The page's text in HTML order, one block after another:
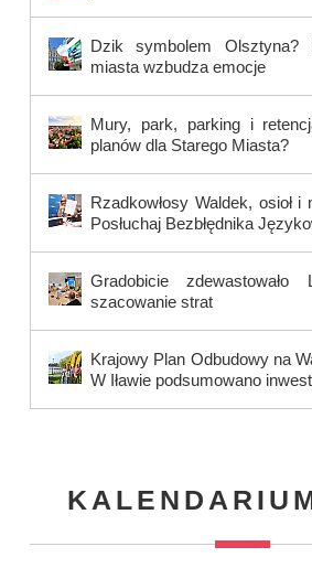
Dzik symbolem Olsztyna?
miasta wzbudza emocje
Mury, park, parking i
planów dla Starego Miasta?
Rzadkowłosy Waldek, osioł
Posłuchaj Bezbłędnika
Gradobicie zdewastowało
szacowanie strat
Krajowy Plan Odbudowy na
W Iławie podsumowano